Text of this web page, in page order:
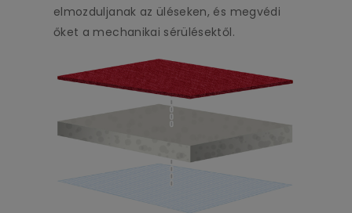
elmozduljanak az üléseken, és megvédi
őket a mechanikai sérülésektől.